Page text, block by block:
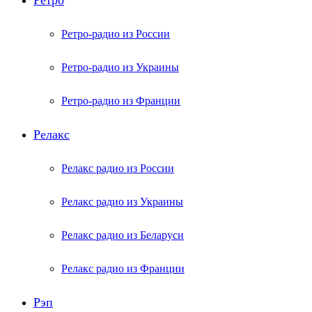
Ретро-радио из России
Ретро-радио из Украины
Ретро-радио из Франции
Релакс
Релакс радио из России
Релакс радио из Украины
Релакс радио из Беларуси
Релакс радио из Франции
Рэп